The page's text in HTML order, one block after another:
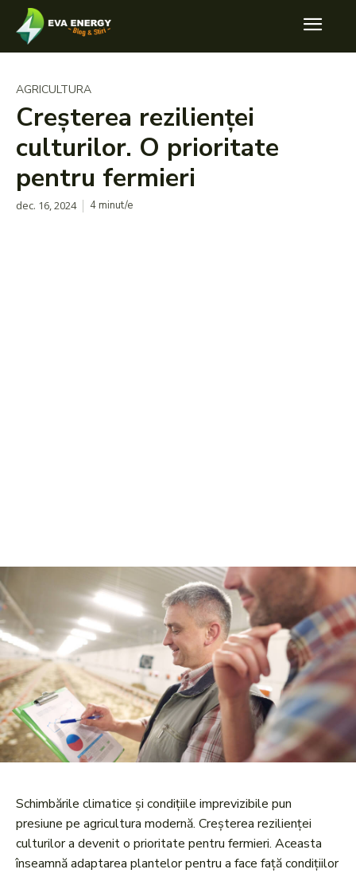
AGRICULTURA
Creșterea rezilienței
culturilor. O prioritate
pentru fermieri
dec. 16, 2024 4minut/e
Schimbările climatice și condițiile imprevizibile pun
presiune pe agricultura modernă. Creșterea rezilienței
culturilor a devenit o prioritate pentru fermieri. Aceasta
înseamnă adaptarea plantelor pentru a face față condițiilor